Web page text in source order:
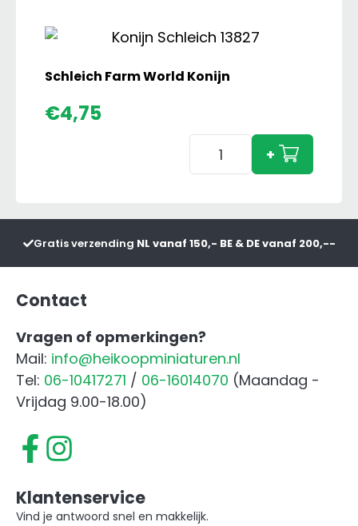
aantal
Schleich Farm World Konijn
€4,75
Schleich
Farm
+
Gratis verzending NL vanaf 150,- BE & DE vanaf 200,--
Contact
Vragen of opmerkingen?
Mail: info@heikoopminiaturen.nl
Tel: 06-10417271 / 06-16014070 (Maandag -
Vrijdag 9.00-18.00)
Klantenservice
Vind je antwoord snel en makkelijk.